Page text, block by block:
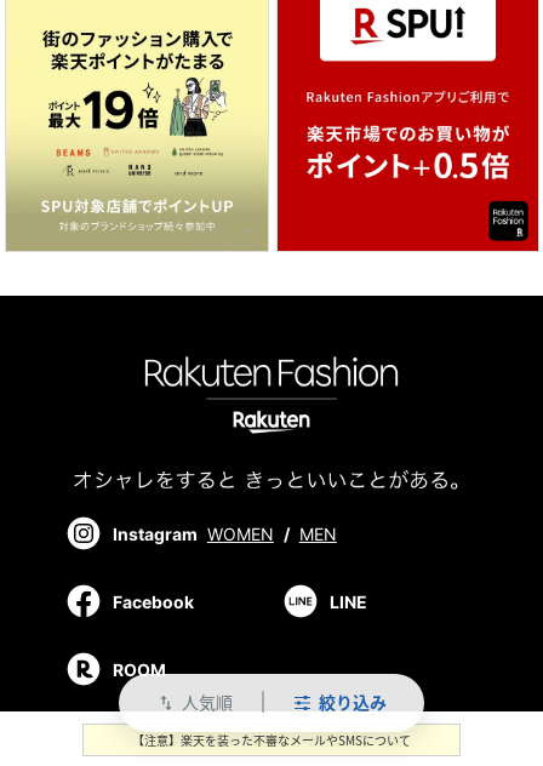
swap_vert 人気順 絞り込み
Instagram WOMEN / MEN
Facebook LINE
ROOM
【注意】楽天を装った不審なメールやSMSについて